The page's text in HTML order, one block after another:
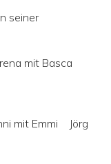
seiner
mit Basca
mit Emmi Jörg